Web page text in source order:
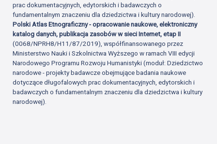
prac dokumentacyjnych, edytorskich i badawczych o
fundamentalnym znaczeniu dla dziedzictwa i kultury narodowej).
Polski Atlas Etnograficzny - opracowanie naukowe, elektroniczny
katalog danych, publikacja zasobów w sieci Internet, etap II
(0068/NPRH8/H11/87/2019), współfinansowanego przez
Ministerstwo Nauki i Szkolnictwa Wyższego w ramach VIII edycji
Narodowego Programu Rozwoju Humanistyki (moduł: Dziedzictwo
narodowe - projekty badawcze obejmujące badania naukowe
dotyczące długofalowych prac dokumentacyjnych, edytorskich i
badawczych o fundamentalnym znaczeniu dla dziedzictwa i kultury
narodowej).